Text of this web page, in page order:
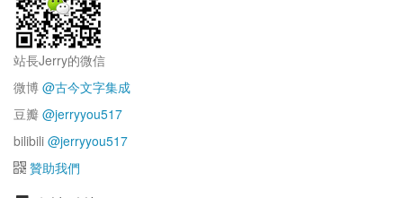
站長Jerry的微信
微博 @古今文字集成
豆瓣 @jerryyou517
bilibili @jerryyou517
贊助我們